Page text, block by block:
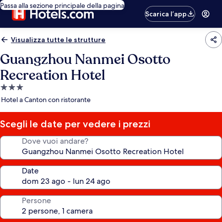
Passa alla sezione principale della pagina
Scarica l’app
Visualizza tutte le strutture
Guangzhou Nanmei Osotto
Recreation Hotel
Struttura
a
stelle
Hotel a Canton con ristorante
Scegli le date per vedere i prezzi
Dove vuoi andare?
Date
Persone